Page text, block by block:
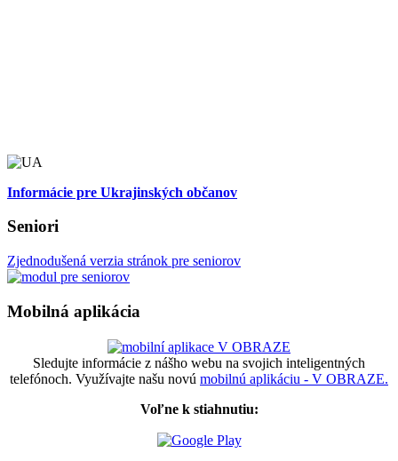
Informácie pre Ukrajinských občanov
Seniori
Zjednodušená verzia stránok pre seniorov
Mobilná aplikácia
Sledujte informácie z nášho webu na svojich inteligentných
telefónoch. Využívajte našu novú mobilnú aplikáciu - V OBRAZE.
Voľne k stiahnutiu: